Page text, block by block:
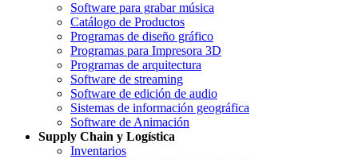
Software para grabar música
Catálogo de Productos
Programas de diseño gráfico
Programas para Impresora 3D
Programas de arquitectura
Software de streaming
Software de edición de audio
Sistemas de información geográfica
Software de Animación
Supply Chain y Logística
Inventarios